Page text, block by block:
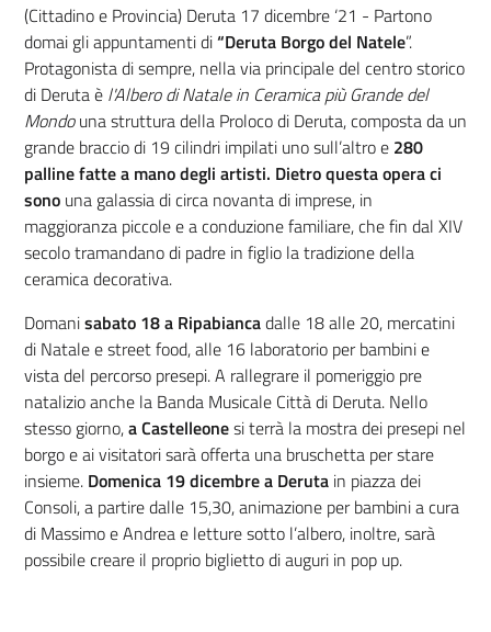
(Cittadino e Provincia) Deruta 17 dicembre ‘21 - Partono
domai gli appuntamenti di“Deruta Borgo del Natele”.
Protagonista di sempre, nella via principale del centro storico
di Deruta è l'Albero di Natale in Ceramica più Grande del
Mondounastruttura della Proloco di Deruta, composta da un
grande braccio di 19 cilindri impilati uno sull’altro e 280
palline fatte a mano degli artisti. Dietro questa opera ci
sono una galassia di circa novanta di imprese, in
maggioranza piccole e a conduzione familiare, che fin dal XIV
secolo tramandano di padre in figlio la tradizione della
ceramica decorativa.
Domanisabato 18 a Ripabiancadalle 18 alle 20, mercatini
di Natale e street food, alle 16 laboratorio per bambini e
vista del percorso presepi. A rallegrare il pomeriggio pre
natalizio anche la Banda Musicale Città di Deruta. Nello
stesso giorno,a Castelleonesi terrà la mostra dei presepi nel
borgo e ai visitatori sarà offerta una bruschetta per stare
insieme. Domenica 19 dicembre a Deruta in piazza dei
Consoli, a partire dalle 15,30, animazione per bambini a cura
di Massimo e Andrea e letture sotto l’albero, inoltre, sarà
possibile creare il proprio biglietto di auguri in pop up.